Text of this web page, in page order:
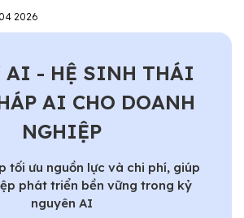
2026
AI - HỆ SINH THÁI
AI CHO DOANH
NGHIỆP
tối ưu nguồn lực và chi phí, giúp
phát triển bền vững trong kỷ
nguyên AI